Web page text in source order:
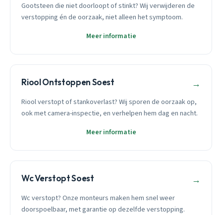
Gootsteen die niet doorloopt of stinkt? Wij verwijderen de
verstopping én de oorzaak, niet alleen het symptoom.
Meer informatie
Riool Ontstoppen Soest →
Riool verstopt of stankoverlast? Wij sporen de oorzaak op,
ook met camera-inspectie, en verhelpen hem dag en nacht.
Meer informatie
Wc Verstopt Soest →
Wc verstopt? Onze monteurs maken hem snel weer
doorspoelbaar, met garantie op dezelfde verstopping.